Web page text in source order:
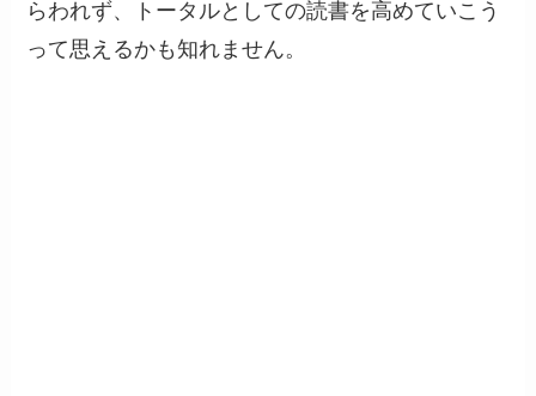
らわれず、トータルとしての読書を高めていこう
って思えるかも知れません。